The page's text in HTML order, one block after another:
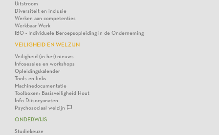
Uitstroom
Diversiteit en inclusie
Werken aan competenties
Werkbaar Werk
IBO - Individuele Beroepsopleiding in de Onderneming
VEILIGHEID EN WELZIJN
Veiligheid (in het) nieuws
Infosessies en workshops
Opleidingskalender
Tools en links
Machinedocumentatie
Toolboxen: Basisveiligheid Hout
Info Diisocyanaten
Psychosociaal welzijn
ONDERWIJS
Studiekeuze